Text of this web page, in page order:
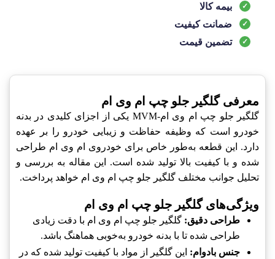
بیمه کالا
ضمانت کیفیت
تضمین قیمت
معرفی گلگیر جلو چپ ام وی ام
گلگیر جلو چپ ام وی ام-MVM یکی از اجزای کلیدی در بدنه
خودرو است که وظیفه حفاظت و زیبایی خودرو را بر عهده
دارد. این قطعه به‌طور خاص برای خودروی ام وی ام طراحی
شده و با کیفیت بالا تولید شده است. این مقاله به بررسی و
تحلیل جوانب مختلف گلگیر جلو چپ ام وی ام خواهد پرداخت.
ویژگی‌های گلگیر جلو چپ ام وی ام
طراحی دقیق: گلگیر جلو چپ ام وی ام با دقت زیادی
طراحی شده تا با بدنه خودرو به‌خوبی هماهنگ باشد.
جنس بادوام: این گلگیر از مواد با کیفیت تولید شده که در